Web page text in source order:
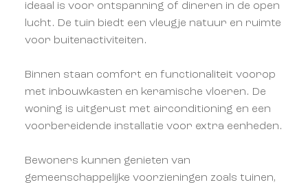
ideaal is voor ontspanning of dineren in de open
lucht. De tuin biedt een vleugje natuur en ruimte
voor buitenactiviteiten.
Binnen staan comfort en functionaliteit voorop
met inbouwkasten en keramische vloeren. De
woning is uitgerust met airconditioning en een
voorbereidende installatie voor extra eenheden.
Bewoners kunnen genieten van
gemeenschappelijke voorzieningen zoals tuinen,